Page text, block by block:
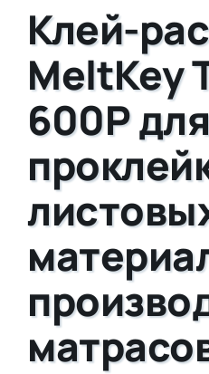
Клей-
MeltKey
600P для